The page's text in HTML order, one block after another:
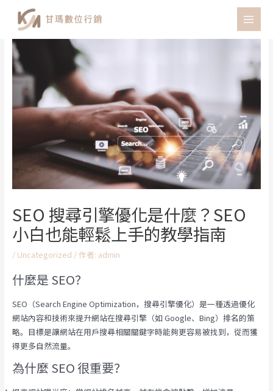
SEO 搜尋引擎優化是什麼？SEO
小白也能輕鬆上手的教學指南
/ Uncategorized / 作者: admin
什麼是 SEO？
SEO（Search Engine Optimization，搜尋引擎優化）是一種透過優化
網站內容和技術來提升網站在搜尋引擎（如 Google、Bing）排名的策
略。目標是讓網站在用戶搜尋相關關鍵字時能夠更容易被找到，從而獲
得更多自然流量。
為什麼 SEO 很重要？